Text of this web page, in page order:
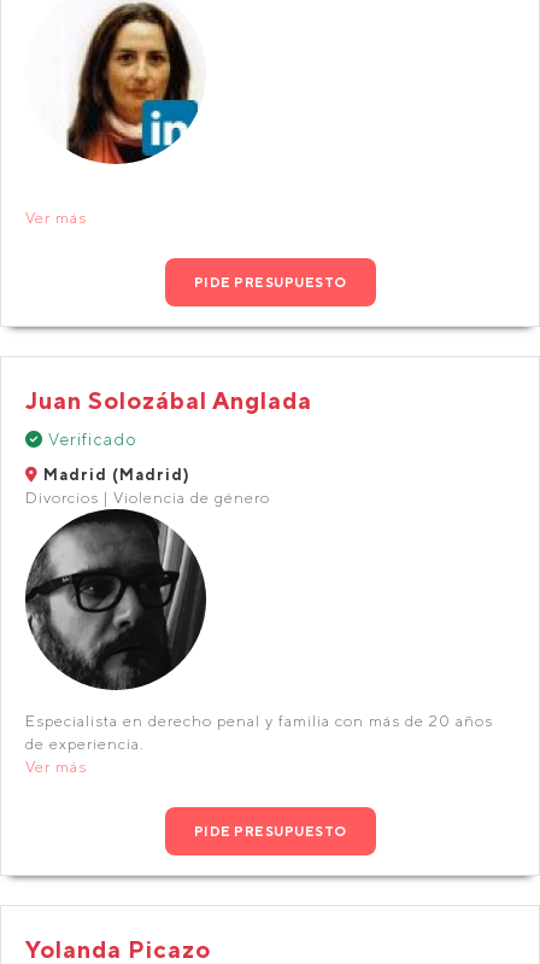
Ver más
PIDE PRESUPUESTO
Juan Solozábal Anglada
Verificado
Madrid (Madrid)
Divorcios | Violencia de género
Especialista en derecho penal y familia con más de 20 años
de experiencia.
Ver más
PIDE PRESUPUESTO
Yolanda Picazo